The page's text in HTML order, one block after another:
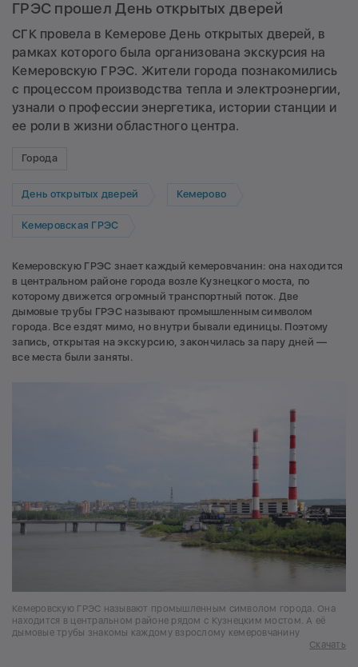
ГРЭС прошел День открытых дверей
СГК провела в Кемерове День открытых дверей, в
рамках которого была организована экскурсия на
Кемеровскую ГРЭС. Жители города познакомились
с процессом производства тепла и электроэнергии,
узнали о профессии энергетика, истории станции и
ее роли в жизни областного центра.
Города
День открытых дверей Кемерово
Кемеровская ГРЭС
Кемеровскую ГРЭС знает каждый кемеровчанин: она находится
в центральном районе города возле Кузнецкого моста, по
которому движется огромный транспортный поток. Две
дымовые трубы ГРЭС называют промышленным символом
города. Все ездят мимо, но внутри бывали единицы. Поэтому
запись, открытая на экскурсию, закончилась за пару дней —
все места были заняты.
Кемеровскую ГРЭС называют промышленным символом города. Она
находится в центральном районе рядом с Кузнецким мостом. А её
дымовые трубы знакомы каждому взрослому кемеровчанину
Скачать